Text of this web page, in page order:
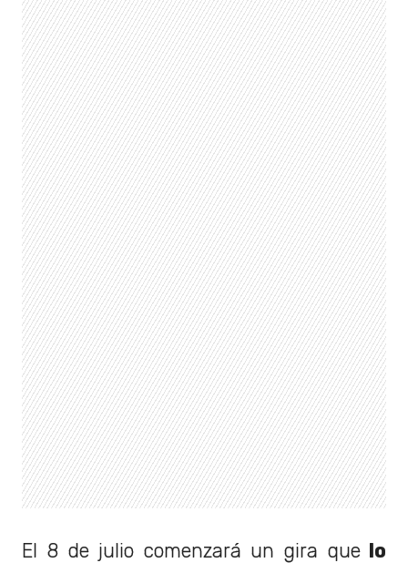
El 8 de julio comenzará un gira quelo